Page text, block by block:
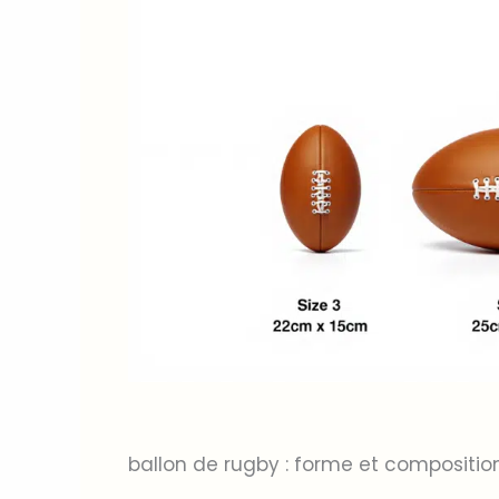
ballon de rugby : forme et